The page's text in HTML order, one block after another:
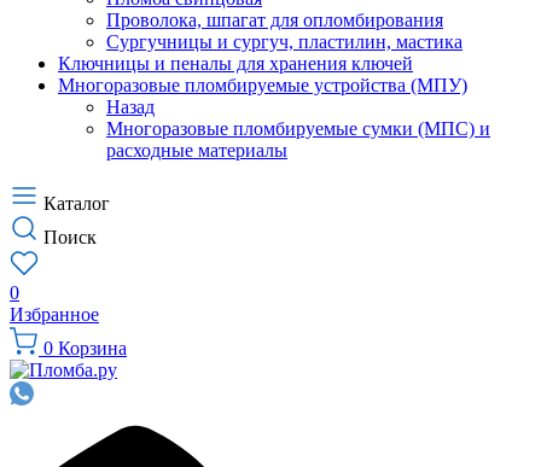
Проволока, шпагат для опломбирования
Сургучницы и сургуч, пластилин, мастика
Ключницы и пеналы для хранения ключей
Многоразовые пломбируемые устройства (МПУ)
Назад
Многоразовые пломбируемые сумки (МПС) и
расходные материалы
Каталог
Поиск
0
Избранное
0 Корзина